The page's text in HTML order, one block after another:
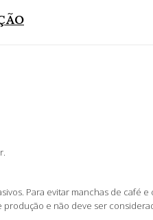
Para evitar manchas de
e não deve ser